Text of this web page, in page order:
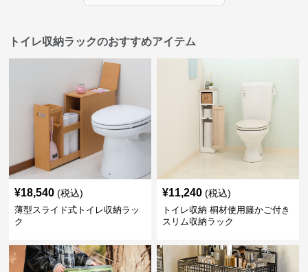
トイレ収納ラックのおすすめアイテム
¥18,540 (税込)
薄型スライド式トイレ収納ラッ
ク
¥11,240 (税込)
トイレ収納 桐材使用籐かご付き
スリム収納ラック